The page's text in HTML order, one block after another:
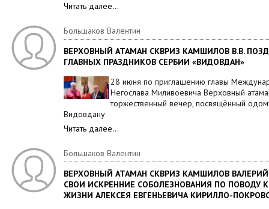
Читать далее…
Большаков Валентин
ВЕРХОВНЫЙ АТАМАН СКВРИЗ КАМШИЛОВ В.В.
ГЛАВНЫХ ПРАЗДНИКОВ СЕРБИИ «ВИДОВДАН»
28 июня по приглашению главы
Негослава Миливоевича Верховный
торжественный вечер, посвящённый
Видовдану
Читать далее…
Большаков Валентин
ВЕРХОВНЫЙ АТАМАН СКВРИЗ КАМШИЛОВ
СВОИ ИСКРЕННИЕ СОБОЛЕЗНОВАНИЯ ПО ПОВОДУ
ЖИЗНИ АЛЕКСЕЯ ЕВГЕНЬЕВИЧА КИРИЛЛО-